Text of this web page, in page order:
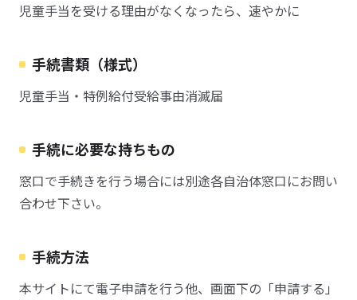
児童手当を受ける理由がなくなったら、速やかに
手続書類（様式）
児童手当・特例給付受給事由消滅届
手続に必要な持ちもの
窓口で手続きを行う場合には別途各自治体窓口にお問い
合わせ下さい。
手続方法
本サイトにて電子申請を行う他、画面下の「申請する」